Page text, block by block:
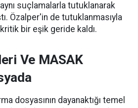
suçlamalarla tutuklanarak
Özalper'in de tutuklanmasıyla
bir eşik geride kaldı.
Ve MASAK
dosyasının dayanaktığı temel